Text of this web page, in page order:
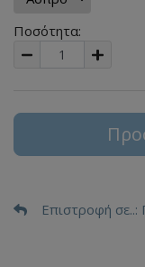
Ποσότητα:
Επιστροφή σε..: